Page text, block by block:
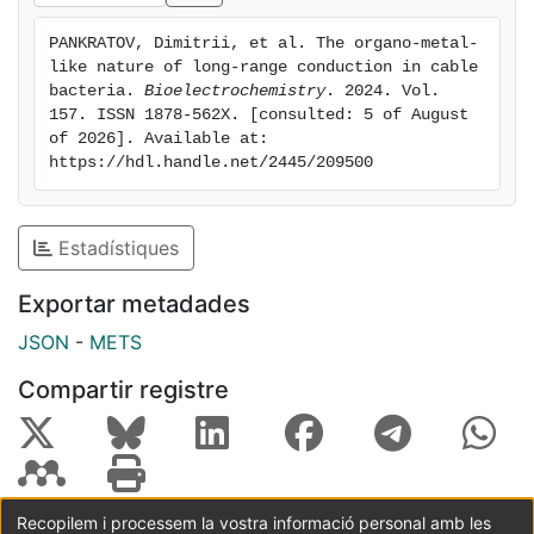
PANKRATOV, Dimitrii, et al. The organo-metal-
like nature of long-range conduction in cable
bacteria. Bioelectrochemistry. 2024. Vol.
157. ISSN 1878-562X. [consulted: 5 of August
of 2026]. Available at:
https://hdl.handle.net/2445/209500
Estadístiques
Exportar metadades
JSON - METS
Compartir registre
Recopilem i processem la vostra informació personal amb les